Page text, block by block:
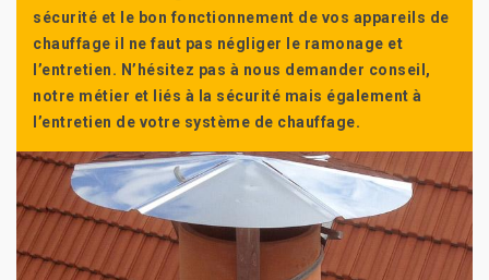
sécurité et le bon fonctionnement de vos appareils de
chauffage il ne faut pas négliger le ramonage et
l’entretien. N’hésitez pas à nous demander conseil,
notre métier et liés à la sécurité mais également à
l’entretien de votre système de chauffage.